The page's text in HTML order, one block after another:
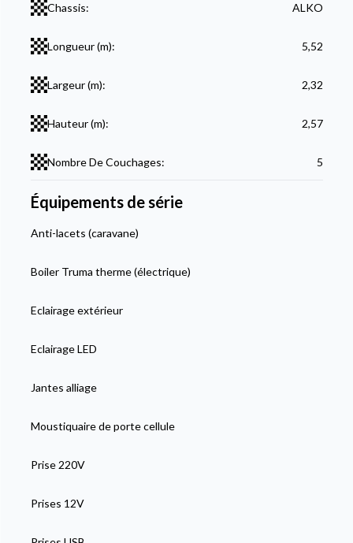
Chassis: ALKO
Longueur (m): 5,52
Largeur (m): 2,32
Hauteur (m): 2,57
Nombre De Couchages: 5
Équipements de série
Anti-lacets (caravane)
Boiler Truma therme (électrique)
Eclairage extérieur
Eclairage LED
Jantes alliage
Moustiquaire de porte cellule
Prise 220V
Prises 12V